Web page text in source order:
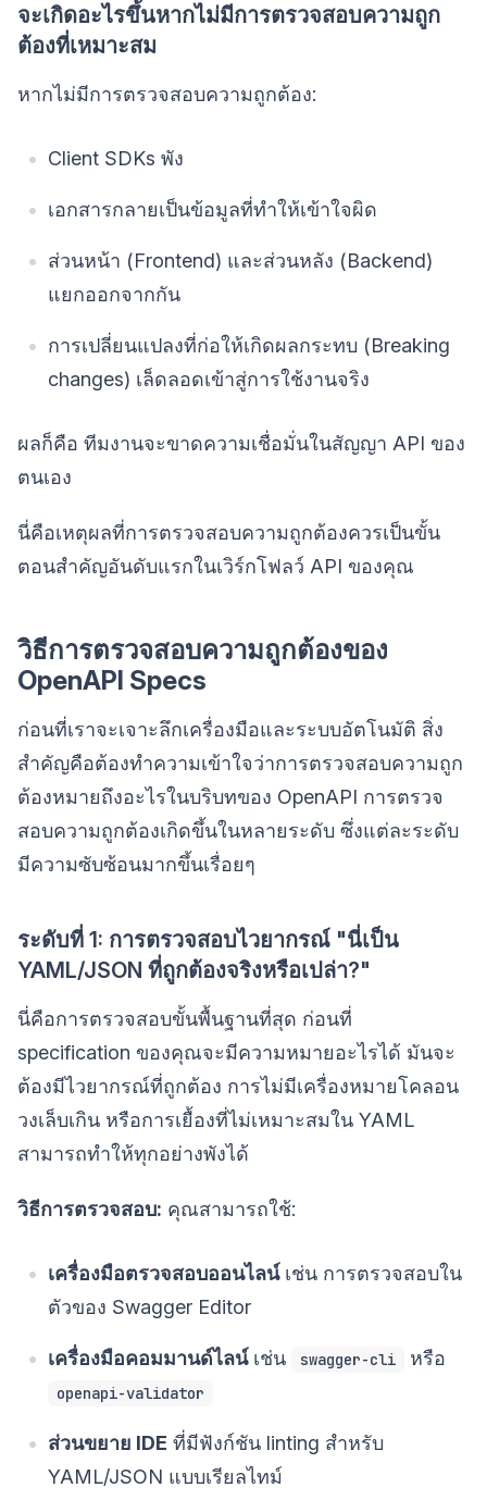
จะเกิดอะไรขึ้นหากไม่มีการตรวจสอบความถูก
ต้องที่เหมาะสม
หากไม่มีการตรวจสอบความถูกต้อง:
Client SDKs พัง
เอกสารกลายเป็นข้อมูลที่ทำให้เข้าใจผิด
ส่วนหน้า (Frontend) และส่วนหลัง (Backend)
แยกออกจากกัน
การเปลี่ยนแปลงที่ก่อให้เกิดผลกระทบ (Breaking
changes) เล็ดลอดเข้าสู่การใช้งานจริง
ผลก็คือ ทีมงานจะขาดความเชื่อมั่นในสัญญา API ของ
ตนเอง
นี่คือเหตุผลที่การตรวจสอบความถูกต้องควรเป็นขั้น
ตอนสำคัญอันดับแรกในเวิร์กโฟลว์ API ของคุณ
วิธีการตรวจสอบความถูกต้องของ
OpenAPI Specs
ก่อนที่เราจะเจาะลึกเครื่องมือและระบบอัตโนมัติ สิ่ง
สำคัญคือต้องทำความเข้าใจว่าการตรวจสอบความถูก
ต้องหมายถึงอะไรในบริบทของ OpenAPI การตรวจ
สอบความถูกต้องเกิดขึ้นในหลายระดับ ซึ่งแต่ละระดับ
มีความซับซ้อนมากขึ้นเรื่อยๆ
ระดับที่ 1: การตรวจสอบไวยากรณ์ "นี่เป็น
YAML/JSON ที่ถูกต้องจริงหรือเปล่า?"
นี่คือการตรวจสอบขั้นพื้นฐานที่สุด ก่อนที่
specification ของคุณจะมีความหมายอะไรได้ มันจะ
ต้องมีไวยากรณ์ที่ถูกต้อง การไม่มีเครื่องหมายโคลอน
วงเล็บเกิน หรือการเยื้องที่ไม่เหมาะสมใน YAML
สามารถทำให้ทุกอย่างพังได้
วิธีการตรวจสอบ: คุณสามารถใช้:
เครื่องมือตรวจสอบออนไลน์เช่น การตรวจสอบใน
ตัวของ Swagger Editor
เครื่องมือคอมมานด์ไลน์เช่น swagger-cli หรือ
openapi-validator
ส่วนขยาย IDE ที่มีฟังก์ชัน linting สำหรับ
YAML/JSON แบบเรียลไทม์